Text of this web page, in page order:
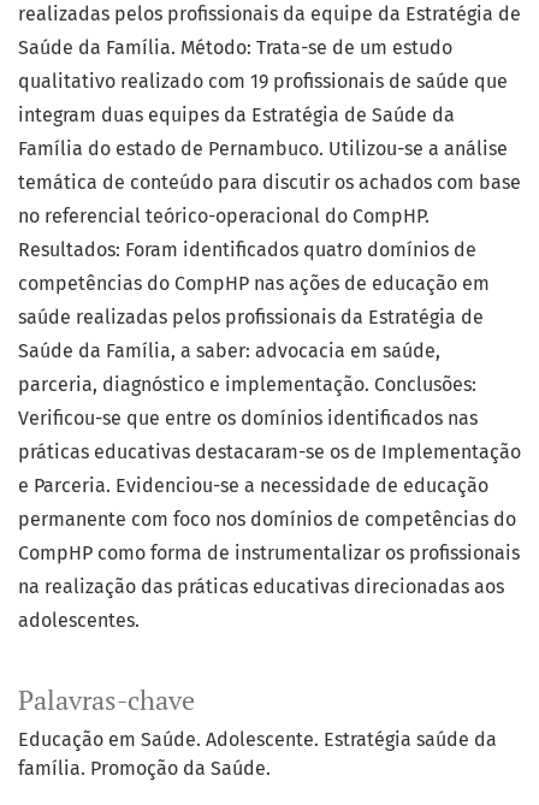
Palavras-chave
Educação em Saúde. Adolescente. Estratégia saúde da
família. Promoção da Saúde.
realizadas pelos profissionais da equipe da Estratégia de
Saúde da Família. Método: Trata-se de um estudo
qualitativo realizado com 19 profissionais de saúde que
integram duas equipes da Estratégia de Saúde da
Família do estado de Pernambuco. Utilizou-se a análise
temática de conteúdo para discutir os achados com base
no referencial teórico-operacional do CompHP.
Resultados: Foram identificados quatro domínios de
competências do CompHP nas ações de educação em
saúde realizadas pelos profissionais da Estratégia de
Saúde da Família, a saber: advocacia em saúde,
parceria, diagnóstico e implementação. Conclusões:
Verificou-se que entre os domínios identificados nas
práticas educativas destacaram-se os de Implementação
e Parceria. Evidenciou-se a necessidade de educação
permanente com foco nos domínios de competências do
CompHP como forma de instrumentalizar os profissionais
na realização das práticas educativas direcionadas aos
adolescentes.